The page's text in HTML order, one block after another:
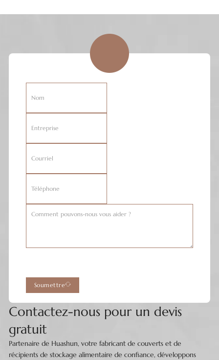
Contactez-nous pour un devis
gratuit
Partenaire de Huashun, votre fabricant de couverts et de
récipients de stockage alimentaire de confiance, développons
Soumettre